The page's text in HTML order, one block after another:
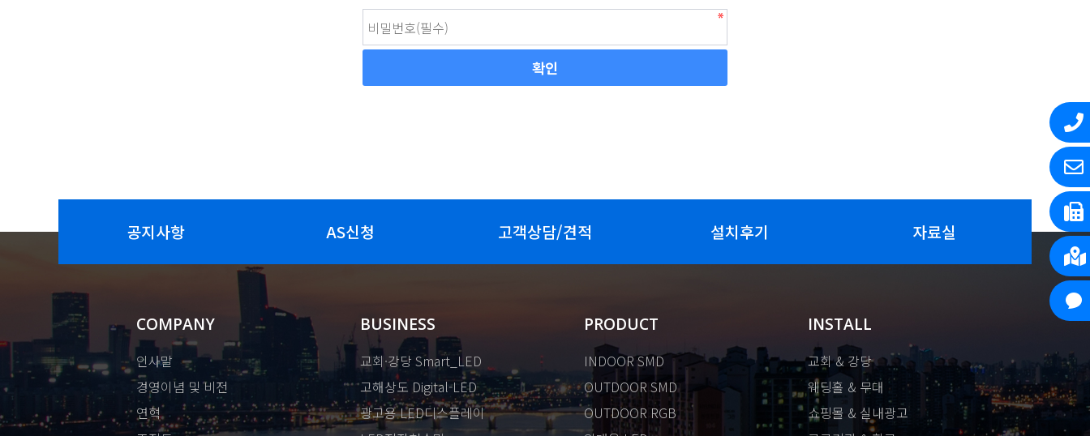
공지사항 AS신청 고객상담/견적 설치후기 자료실
COMPANY
인사말
경영이념 및 비전
연혁
BUSINESS
교회·강당 Smart_LED
고해상도 Digital-LED
광고용 LED디스플레이
PRODUCT
INDOOR SMD
OUTDOOR SMD
OUTDOOR RGB
INSTALL
교회 & 강당
웨딩홀 & 무대
쇼핑몰 & 실내광고